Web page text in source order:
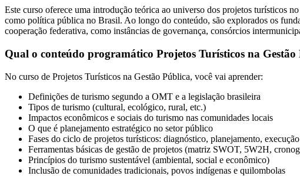
Este curso oferece uma introdução teórica ao universo dos projetos turísticos
como política pública no Brasil. Ao longo do conteúdo, são explorados os
cooperação federativa, como instâncias de governança, consórcios
Qual o conteúdo programático Projetos Turísticos na Gestão
No curso de Projetos Turísticos na Gestão Pública, você vai aprender:
Definições de turismo segundo a OMT e a legislação brasileira
Tipos de turismo (cultural, ecológico, rural, etc.)
Impactos econômicos e sociais do turismo nas comunidades locais
O que é planejamento estratégico no setor público
Fases do ciclo de projetos turísticos: diagnóstico, planejamento,
Ferramentas básicas de gestão de projetos (matriz SWOT, 5W2H,
Princípios do turismo sustentável (ambiental, social e econômico)
Inclusão de comunidades tradicionais, povos indígenas e quilombolas